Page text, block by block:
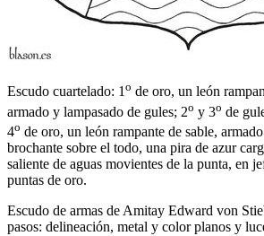
Escudo cuartelado: 1o de oro, un león
armado y lampasado de gules; 2o y 3o de
4o de oro, un león rampante de sable,
brochante sobre el todo, una pira de azur
saliente de aguas movientes de la punta, en
puntas de oro.
Escudo de armas de Amitay Edward von
pasos: delineación, metal y color planos y